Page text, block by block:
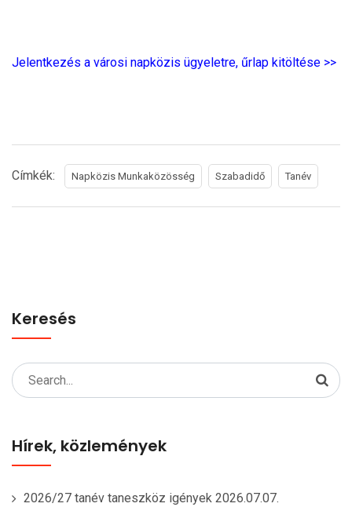
Jelentkezés a városi napközis ügyeletre, űrlap kitöltése >>
Címkék: Napközis Munkaközösség Szabadidő Tanév
Keresés
Search
for:
Hírek, közlemények
2026/27 tanév taneszköz igények 2026.07.07.